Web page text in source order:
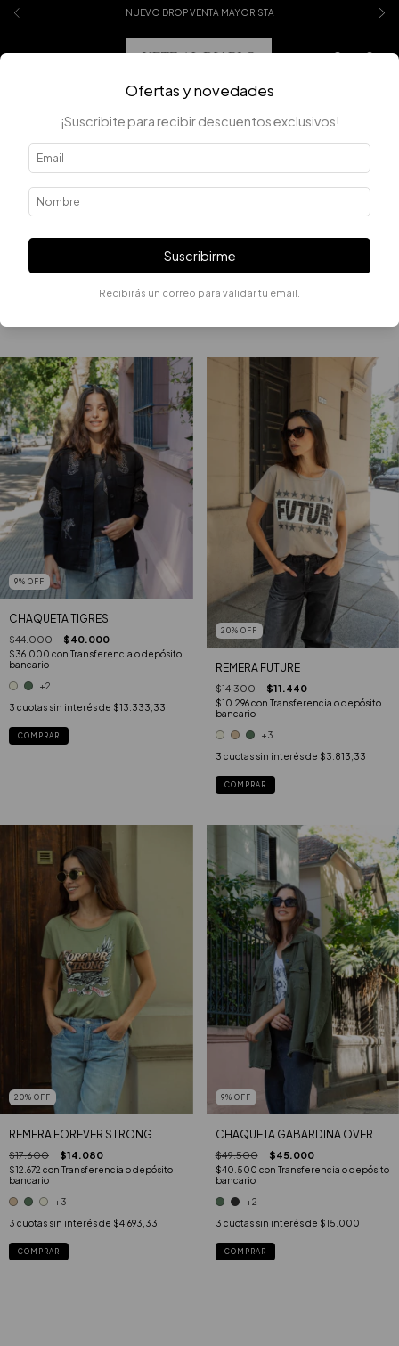
NUEVO DROP VENTA MAYORISTA
Error - 404
La página que estás buscando no existe.
9% OFF
CHAQUETA TIGRES
$44.000 $40.000
$36.000 con Transferencia o depósito
bancario
+2
3 cuotas sin interés de $13.333,33
COMPRAR
20% OFF
REMERA FUTURE
$14.300 $11.440
$10.296con Transferencia o depósito
bancario
+3
3 cuotas sin interés de $3.813,33
COMPRAR
20% OFF
REMERA FOREVER STRONG
$17.600 $14.080
$12.672 con Transferencia o depósito
bancario
+3
3 cuotas sin interés de $4.693,33
COMPRAR
9% OFF
CHAQUETA GABARDINA OVER
$49.500 $45.000
$40.500 con Transferencia o depósito
bancario
+2
3 cuotas sin interés de $15.000
COMPRAR
Ofertas y novedades
¡Suscribite para recibir descuentos exclusivos!
Suscribirme
Recibirás un correo para validar tu email.